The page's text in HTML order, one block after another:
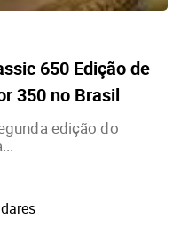
650 Edição de
350 no Brasil
edição do